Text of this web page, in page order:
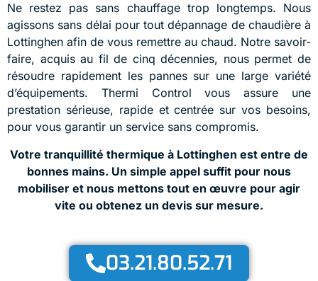
Ne restez pas sans chauffage trop longtemps. Nous
agissons sans délai pour tout dépannage de chaudière à
Lottinghen afin de vous remettre au chaud. Notre savoir-
faire, acquis au fil de cinq décennies, nous permet de
résoudre rapidement les pannes sur une large variété
d’équipements. Thermi Control vous assure une
prestation sérieuse, rapide et centrée sur vos besoins,
pour vous garantir un service sans compromis.
Votre tranquillité thermique à Lottinghen est entre de
bonnes mains. Un simple appel suffit pour nous
mobiliser et nous mettons tout en œuvre pour agir
vite ou obtenez un devis sur mesure.
03.21.80.52.71